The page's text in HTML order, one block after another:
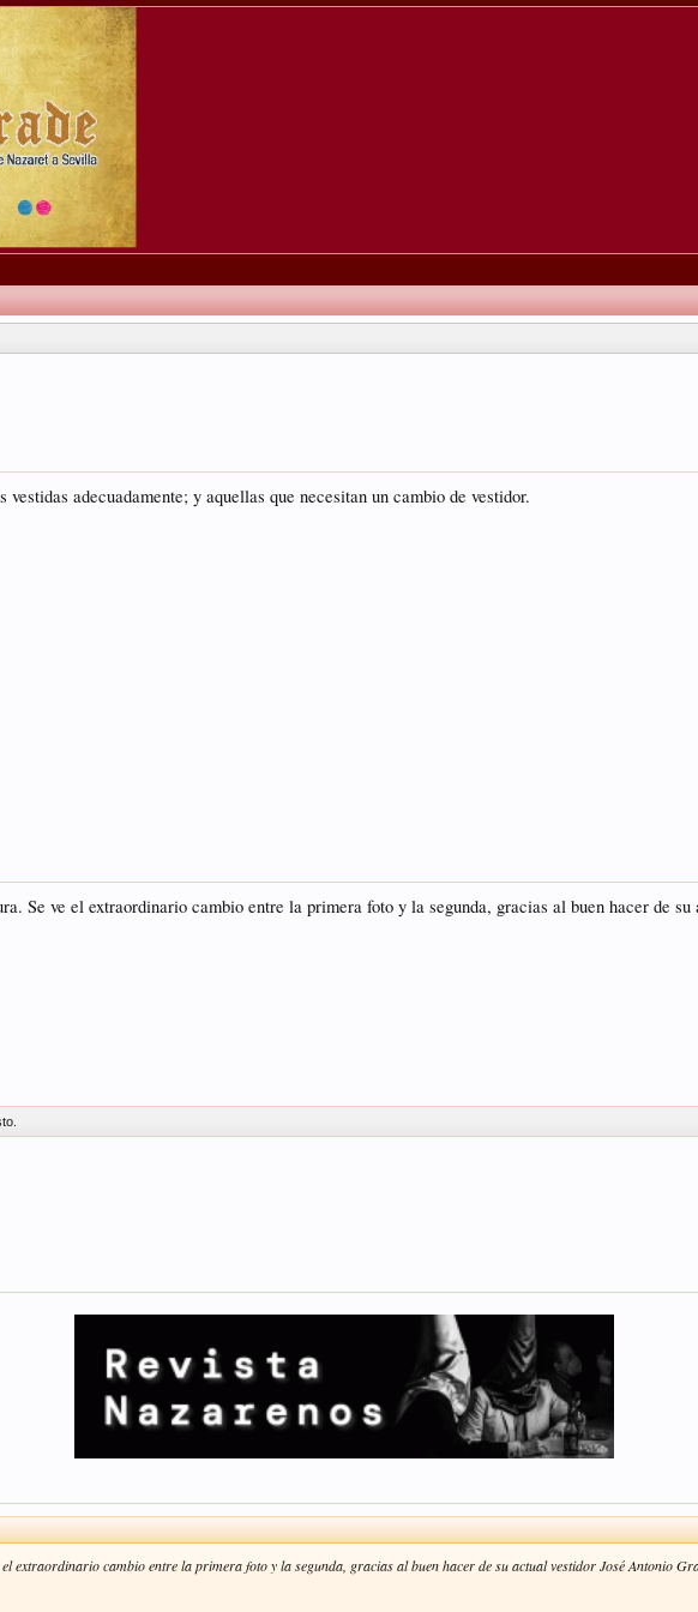
adecuadamente; y aquellas que necesitan un cambio de vestidor.
Se ve el extraordinario cambio entre la primera foto y la segunda, gracias al buen hacer de
el extraordinario cambio entre la primera foto y la segunda, gracias al buen hacer de su actual vestidor José Antonio